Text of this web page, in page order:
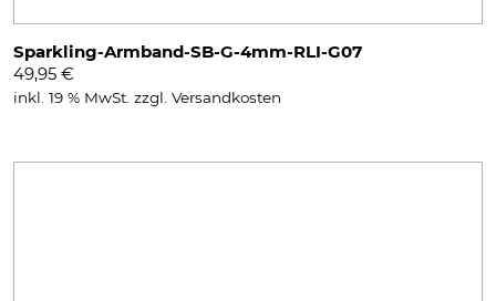
Sparkling-Armband-SB-G-4mm-RLI-G07
49,95 €
inkl. 19 % MwSt. zzgl. Versandkosten